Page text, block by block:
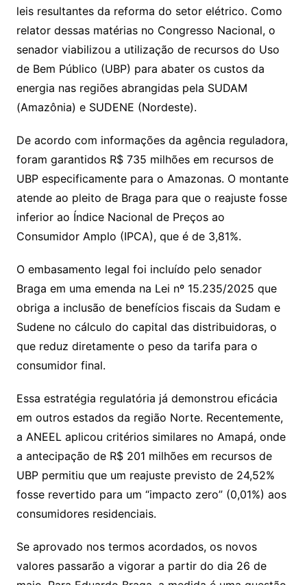
leis resultantes da reforma do setor elétrico. Como
relator dessas matérias no Congresso Nacional, o
senador viabilizou a utilização de recursos do Uso
de Bem Público (UBP) para abater os custos da
energia nas regiões abrangidas pela SUDAM
(Amazônia) e SUDENE (Nordeste).
De acordo com informações da agência reguladora,
foram garantidos R$ 735 milhões em recursos de
UBP especificamente para o Amazonas. O montante
atende ao pleito de Braga para que o reajuste fosse
inferior ao Índice Nacional de Preços ao
Consumidor Amplo (IPCA), que é de 3,81%.
O embasamento legal foi incluído pelo senador
Braga em uma emenda na Lei nº 15.235/2025 que
obriga a inclusão de benefícios fiscais da Sudam e
Sudene no cálculo do capital das distribuidoras, o
que reduz diretamente o peso da tarifa para o
consumidor final.
Essa estratégia regulatória já demonstrou eficácia
em outros estados da região Norte. Recentemente,
a ANEEL aplicou critérios similares no Amapá, onde
a antecipação de R$ 201 milhões em recursos de
UBP permitiu que um reajuste previsto de 24,52%
fosse revertido para um “impacto zero” (0,01%) aos
consumidores residenciais.
Se aprovado nos termos acordados, os novos
valores passarão a vigorar a partir do dia 26 de